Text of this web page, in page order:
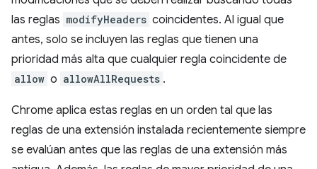
las reglas modifyHeaders coincidentes. Al igual que
antes, solo se incluyen las reglas que tienen una
prioridad más alta que cualquier regla coincidente de
allow o allowAllRequests .
Chrome aplica estas reglas en un orden tal que las
reglas de una extensión instalada recientemente siempre
se evalúan antes que las reglas de una extensión más